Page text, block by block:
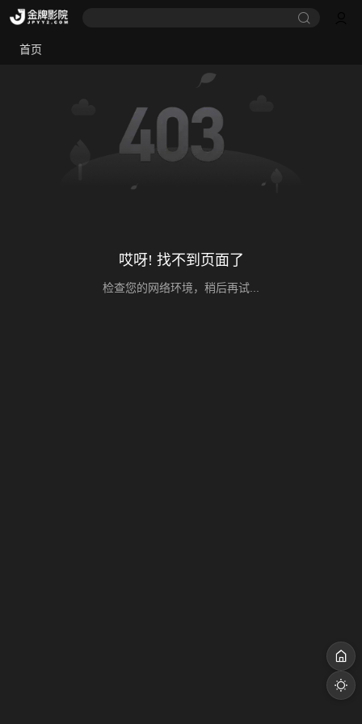
首页
哎呀! 找不到页面了
检查您的网络环境，稍后再试...